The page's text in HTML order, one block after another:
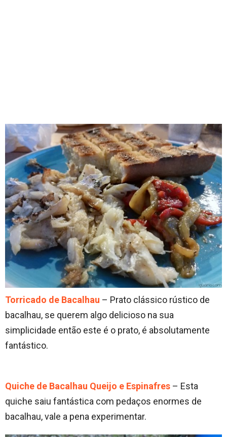
Torricado de Bacalhau – Prato clássico rústico de
bacalhau, se querem algo delicioso na sua
simplicidade então este é o prato, é absolutamente
fantástico.
Quiche de Bacalhau Queijo e Espinafres – Esta
quiche saiu fantástica com pedaços enormes de
bacalhau, vale a pena experimentar.